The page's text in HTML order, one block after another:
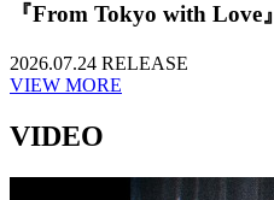
『From Tokyo with Love』
2026.07.24 RELEASE
VIEW MORE
VIDEO